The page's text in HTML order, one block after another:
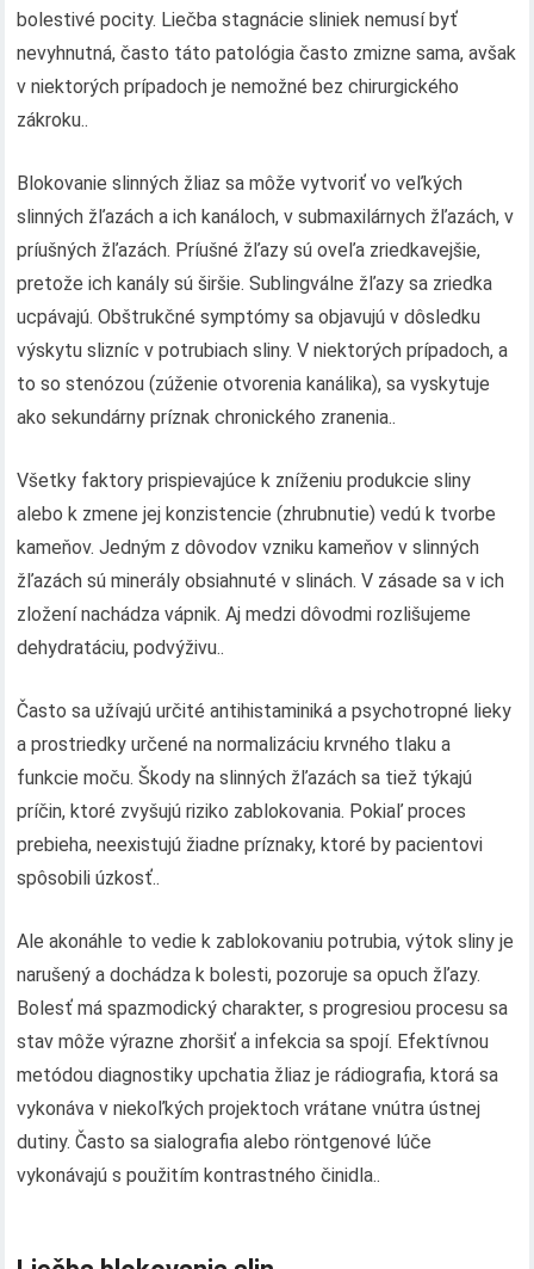
bolestivé pocity. Liečba stagnácie sliniek nemusí byť
nevyhnutná, často táto patológia často zmizne sama, avšak
v niektorých prípadoch je nemožné bez chirurgického
zákroku..
Blokovanie slinných žliaz sa môže vytvoriť vo veľkých
slinných žľazách a ich kanáloch, v submaxilárnych žľazách, v
príušných žľazách. Príušné žľazy sú oveľa zriedkavejšie,
pretože ich kanály sú širšie. Sublingválne žľazy sa zriedka
ucpávajú. Obštrukčné symptómy sa objavujú v dôsledku
výskytu slizníc v potrubiach sliny. V niektorých prípadoch, a
to so stenózou (zúženie otvorenia kanálika), sa vyskytuje
ako sekundárny príznak chronického zranenia..
Všetky faktory prispievajúce k zníženiu produkcie sliny
alebo k zmene jej konzistencie (zhrubnutie) vedú k tvorbe
kameňov. Jedným z dôvodov vzniku kameňov v slinných
žľazách sú minerály obsiahnuté v slinách. V zásade sa v ich
zložení nachádza vápnik. Aj medzi dôvodmi rozlišujeme
dehydratáciu, podvýživu..
Často sa užívajú určité antihistaminiká a psychotropné lieky
a prostriedky určené na normalizáciu krvného tlaku a
funkcie moču. Škody na slinných žľazách sa tiež týkajú
príčin, ktoré zvyšujú riziko zablokovania. Pokiaľ proces
prebieha, neexistujú žiadne príznaky, ktoré by pacientovi
spôsobili úzkosť..
Ale akonáhle to vedie k zablokovaniu potrubia, výtok sliny je
narušený a dochádza k bolesti, pozoruje sa opuch žľazy.
Bolesť má spazmodický charakter, s progresiou procesu sa
stav môže výrazne zhoršiť a infekcia sa spojí. Efektívnou
metódou diagnostiky upchatia žliaz je rádiografia, ktorá sa
vykonáva v niekoľkých projektoch vrátane vnútra ústnej
dutiny. Často sa sialografia alebo röntgenové lúče
vykonávajú s použitím kontrastného činidla..